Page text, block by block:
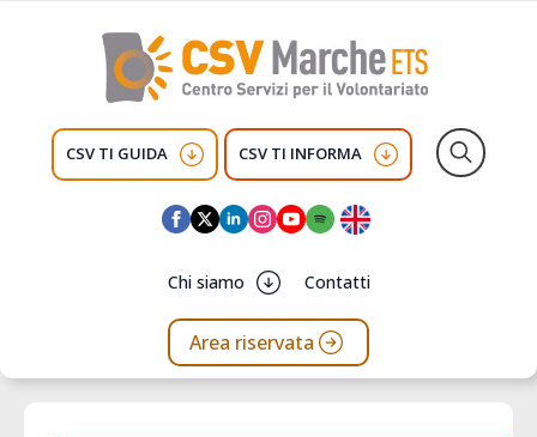
CSV TI GUIDA CSV TI INFORMA
Chi siamo Contatti
Area riservata